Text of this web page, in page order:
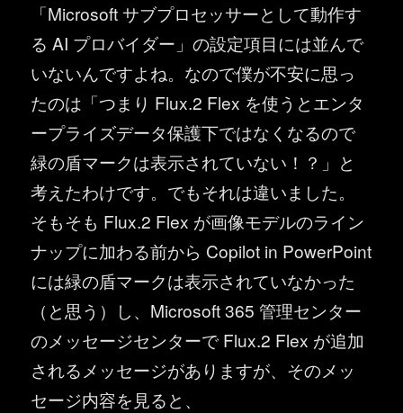
「Microsoft‎ サブプロセッサーとして動作す
る AI プロバイダー」の設定項目には並んで
いないんですよね。なので僕が不安に思っ
たのは「つまり Flux.2 Flex を使うとエンタ
ープライズデータ保護下ではなくなるので
緑の盾マークは表示されていない！？」と
考えたわけです。でもそれは違いました。
そもそも Flux.2 Flex が画像モデルのライン
ナップに加わる前から Copilot in PowerPoint
には緑の盾マークは表示されていなかった
（と思う）し、Microsoft 365 管理センター
のメッセージセンターで Flux.2 Flex が追加
されるメッセージがありますが、そのメッ
セージ内容を見ると、